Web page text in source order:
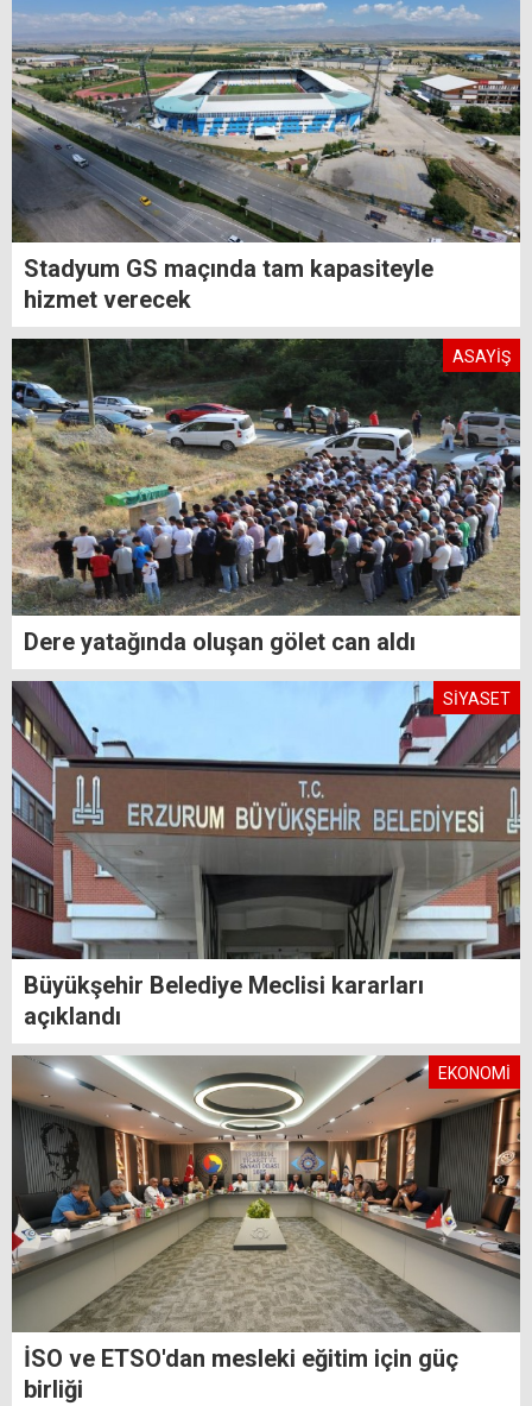
Stadyum GS maçında tam kapasiteyle
hizmet verecek
ASAYİŞ
Dere yatağında oluşan gölet can aldı
SİYASET
Büyükşehir Belediye Meclisi kararları
açıklandı
EKONOMİ
İSO ve ETSO'dan mesleki eğitim için güç
birliği